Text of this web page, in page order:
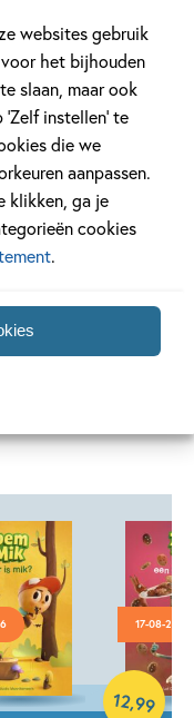
websites gebruik
het bijhouden
slaan, maar ook
instellen’ te
die we
aanpassen.
klikken, ga je
cookies
.
jaren een begrip bij
Nu vliegt het
robotvriendje
en een Loco mini
van school naar
17-08-2026
12,99
Hardcover